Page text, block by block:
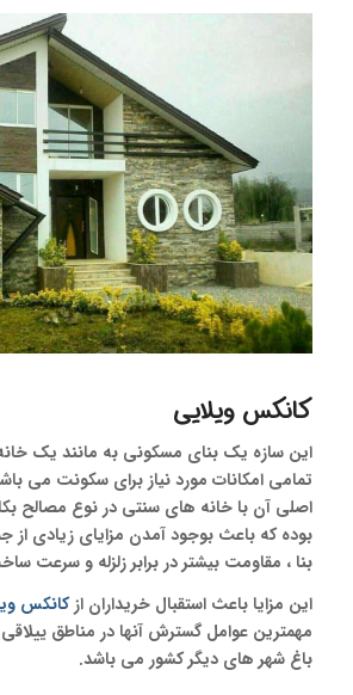
کانکس ویلایی
این سازه یک بنای مسکونی به مانند یک
تمامی امکانات مورد نیاز برای سکونت می
اصلی آن با خانه های سنتی در نوع مصالح
بوده که باعث بوجود آمدن مزایای زیادی از
بنا ، مقاومت بیشتر در برابر زلزله و سرعت
این مزایا باعث استقبال خریداران ازکانکس
مهمترین عوامل گسترش آنها در مناطق ییلاقی
باغ شهر های دیگر کشور می باشد.